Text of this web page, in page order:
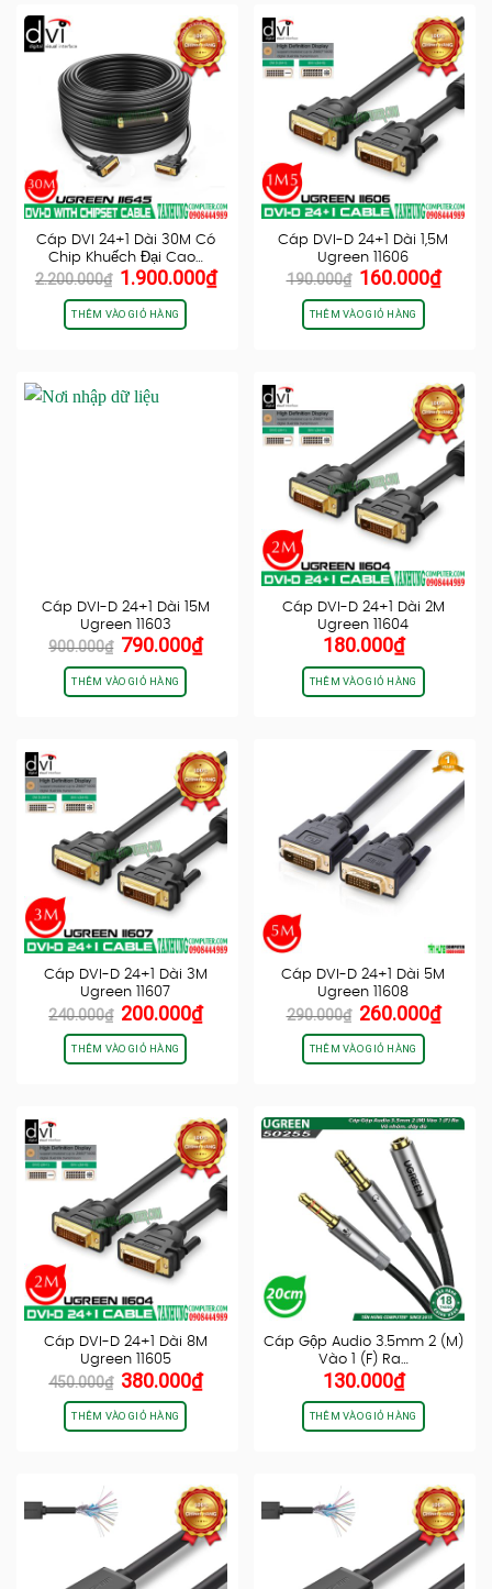
Cáp DVI 24+1 Dài 30M Có
Chip Khuếch Đại Cao…
2.200.000₫ Giá
gốc
là:
2.200.000₫.
1.900.000₫Giá
THÊM VÀO GIỎ HÀNG
Cáp DVI-D 24+1 Dài 1,5M
Ugreen 11606
190.000₫ Giá
gốc
là:
190.000₫.
160.000₫Giá
THÊM VÀO GIỎ HÀNG
Cáp DVI-D 24+1 Dài 15M
Ugreen 11603
900.000₫ Giá
gốc
là:
900.000₫.
790.000₫Giá
THÊM VÀO GIỎ HÀNG
Cáp DVI-D 24+1 Dài 2M
Ugreen 11604
180.000₫
THÊM VÀO GIỎ HÀNG
Cáp DVI-D 24+1 Dài 3M
Ugreen 11607
240.000₫ Giá
gốc
là:
240.000₫.
200.000₫Giá
hiện
THÊM VÀO GIỎ HÀNG
Cáp DVI-D 24+1 Dài 5M
Ugreen 11608
290.000₫ Giá
gốc
là:
290.000₫.
260.000₫Giá
hiện
THÊM VÀO GIỎ HÀNG
Cáp DVI-D 24+1 Dài 8M
Ugreen 11605
450.000₫ Giá
gốc
là:
450.000₫.
380.000₫Giá
hiện
THÊM VÀO GIỎ HÀNG
Cáp Gộp Audio 3.5mm 2 (M)
Vào 1 (F) Ra…
130.000₫
THÊM VÀO GIỎ HÀNG